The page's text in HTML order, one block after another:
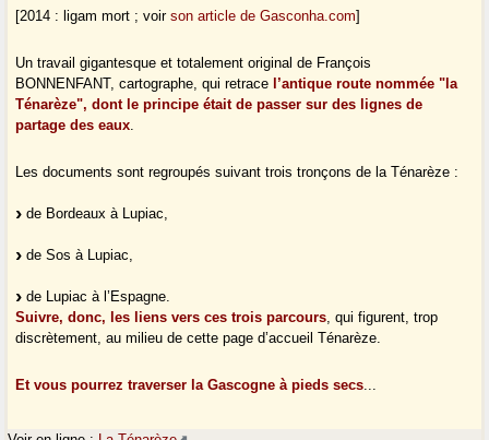
[2014 : ligam mort ; voirson article de Gasconha.com]
Un travail gigantesque et totalement original de François
BONNENFANT, cartographe, qui retrace l’antique route nommée "la
Ténarèze", dont le principe était de passer sur des lignes de
partage des eaux.
Les documents sont regroupés suivant trois tronçons de la Ténarèze :
de Bordeaux à Lupiac,
de Sos à Lupiac,
de Lupiac à l’Espagne.
Suivre, donc, les liens vers ces trois parcours, qui figurent, trop
discrètement, au milieu de cette page d’accueil Ténarèze.
Et vous pourrez traverser la Gascogne à pieds secs...